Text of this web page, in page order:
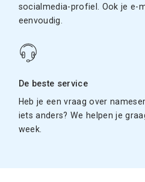
socialmedia-profiel. Ook je e-
eenvoudig.
De beste service
Heb je een vraag over
iets anders? We helpen je
week.